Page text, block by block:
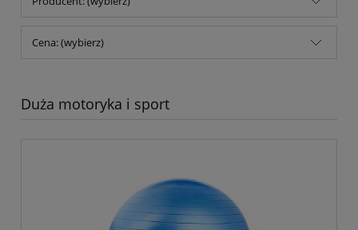
Cena: (wybierz)
Duża motoryka i sport